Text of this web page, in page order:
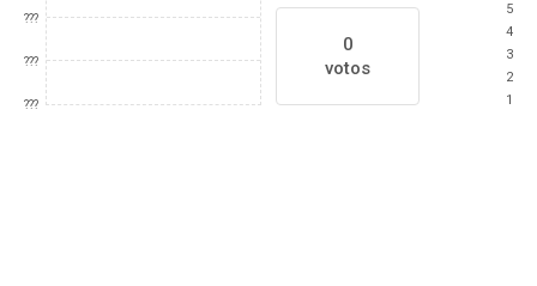
???
???
???
0
votos
5
4
3
2
1